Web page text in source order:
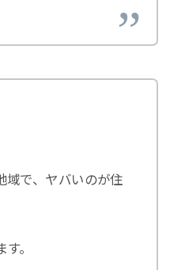
域で、ヤバいのが住
。